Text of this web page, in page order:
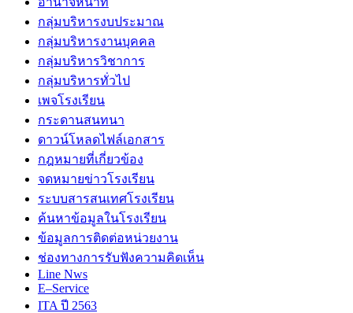
กลุ่มบริหารงบประมาณ
กลุ่มบริหารงานบุคคล
กลุ่มบริหารวิชาการ
กลุ่มบริหารทั่วไป
เพจโรงเรียน
กระดานสนทนา
ดาวน์โหลดไฟล์เอกสาร
กฎหมายที่เกี่ยวข้อง
จดหมายข่าวโรงเรียน
ระบบสารสนเทศโรงเรียน
ค้นหาข้อมูลในโรงเรียน
ข้อมูลการติดต่อหน่วยงาน
ช่องทางการรับฟังความคิดเห็น
Line Nws
E–Service
ITA ปี 2563